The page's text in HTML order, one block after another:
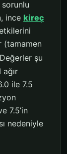
sorunlu
ince kireç
(tamamen
Değerler şu
ağır
ile 7.5
7.5’in
nedeniyle